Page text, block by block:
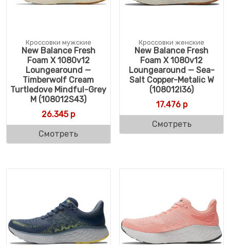
Кроссовки мужские
New Balance Fresh
Foam X 1080v12
Loungearound —
Timberwolf Cream
Turtledove Mindful-Grey
M (108012S43)
26.345р
Смотреть
Кроссовки женские
New Balance Fresh
Foam X 1080v12
Loungearound — Sea-
Salt Copper-Metalic W
(108012I36)
17.476р
Смотреть